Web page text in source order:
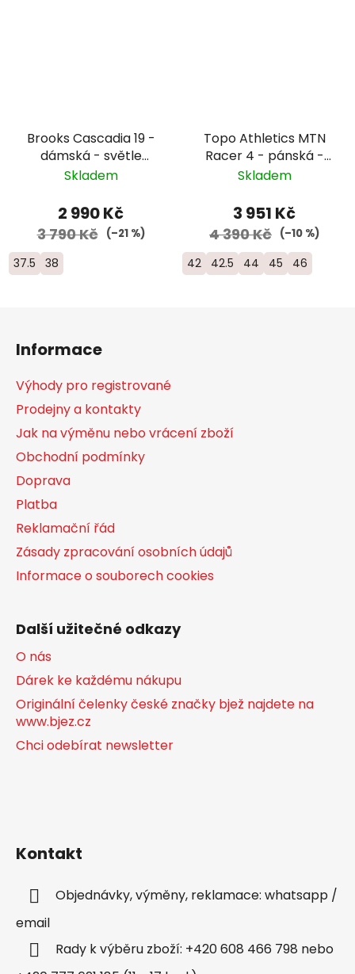
Brooks Cascadia 19 -
dámská - světle
modrá
Skladem
2 990 Kč
3 790 Kč (–21 %)
37.5 38
Topo Athletics MTN
Racer 4 - pánská -
modrá/oranžová
Skladem
3 951 Kč
4 390 Kč (–10 %)
42 42.5 44 45 46
Informace
Výhody pro registrované
Prodejny a kontakty
Jak na výměnu nebo vrácení zboží
Obchodní podmínky
Doprava
Platba
Reklamační řád
Zásady zpracování osobních údajů
Informace o souborech cookies
Další užitečné odkazy
O nás
Dárek ke každému nákupu
Originální čelenky české značky bjež najdete na
www.bjez.cz
Chci odebírat newsletter
Kontakt
Objednávky, výměny, reklamace: whatsapp /
email
Rady k výběru zboží: +420 608 466 798 nebo